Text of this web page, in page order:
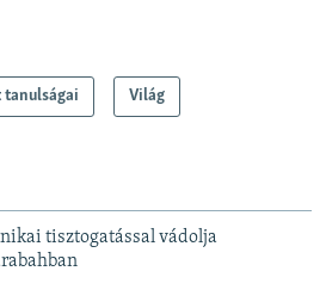
tanulságai Világ
tisztogatással vádolja